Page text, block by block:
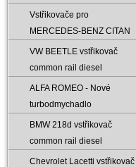
Vstřikovače pro
MERCEDES-BENZ CITAN
VW BEETLE vstřikovač
common rail diesel
ALFA ROMEO - Nové
turbodmychadlo
BMW 218d vstřikovač
common rail diesel
Chevrolet Lacetti vstřikovač